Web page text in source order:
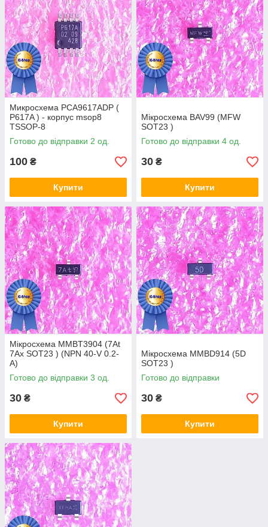
Микросхема PCA9617ADP (
P617A ) - корпус msop8
TSSOP-8
Готово до відправки 2 од.
100 ₴
Купити
Мікросхема BAV99 (MFW
SOT23 )
Готово до відправки 4 од.
30 ₴
Купити
Мікросхема MMBT3904 (7At
7Ax SOT23 ) (NPN 40-V 0.2-
A)
Готово до відправки 3 од.
30 ₴
Купити
Мікросхема MMBD914 (5D
SOT23 )
Готово до відправки
30 ₴
Купити